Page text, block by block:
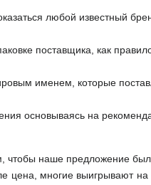
любой известный
поставщика, как
именем, которые
основываясь на
чтобы наше предложение
цена, многие выигрывают